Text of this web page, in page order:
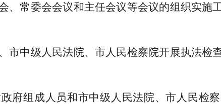
、常委会会议和主任会议等会议的组织实施
市中级人民法院、市人民检察院开展执法检
府组成人员和市中级人民法院、市人民检